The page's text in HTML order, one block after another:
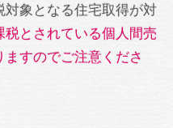
象となる住宅取得が対
税とされている個人間売
すのでご注意くださ